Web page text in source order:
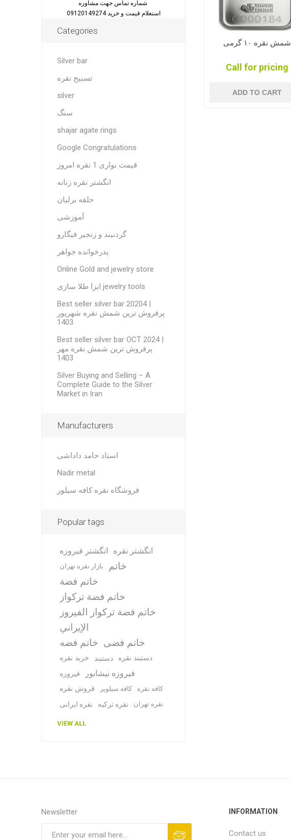
شمش نقره ۱۰ گرمی
Call for pricing
ADD TO CART
استعلام قیمت و خرید 09120149274
Categories
Silver bar
تسبیح نقره
silver
سنگ
shajar agate rings
Google Congratulations
قیمت نواری 1 نقره امروز
انگشتر نقره زنانه
حلقه برلیان
آموزشی
گردنبند و زنجیر فیگارو
پدرخوانده جواهر
Online Gold and jewelry store
ابزا طلا سازی jewelry tools
Best seller silver bar 20204 |
پرفروش ترین شمش نقره شهریور
1403
Best seller silver bar OCT 2024 |
پرفروش ترین شمش نقره مهر
1403
Silver Buying and Selling – A
Complete Guide to the Silver
Market in Iran
Manufacturers
استاد حامد داداشی
Nadir metal
فروشگاه نقره کافه سیلور
Popular tags
انگشتر فیروزه انگشتر نقره
بازار نقره تهران
خاتم
خاتم فضة
خاتم فضة تركواز
خاتم فضة تركواز الفيروز
الإيراني
خاتم فضه خاتم فضی
خرید نقره دستبند دستبند نقره
فیروزه فیروزه نیشابور
قروش نقره کافه سیلویر کافه نقره
نقره ایرانی نقره ترکیه نقره تهران
VIEW ALL
Newsletter INFORMATION
Contact us